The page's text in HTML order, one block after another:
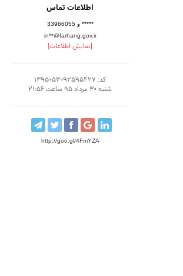
اطلاعات تماس
33966055 و *****
in**@farhang.gov.ir
[نمایش اطلاعات]
کد: 1395053092595427
شنبه 30 مرداد 95 ساعت 21:56
http://goo.gl/4FmYZA